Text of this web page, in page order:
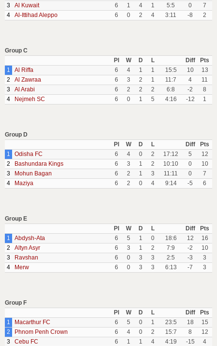
3
Al Kuwait 6 1 4 1 5:5 0
7
4
Al-Ittihad Aleppo 6 0 2 4 3:11 -8 2
Group C
Pl
W D L Diff
Pts
1
Al Riffa 6 4 1 1 15:5 10
13
2
Al Zawraa 6 3 2 1 11:7 4
11
3
Al Arabi 6 2 2 2 6:8 -2
8
4
Nejmeh SC 6 0 1 5 4:16 -12 1
Group D
Pl
W D L Diff
Pts
1
Odisha FC 6 4 0 2 17:12 5
12
2
Bashundara Kings 6 3 1 2 10:10 0
10
3
Mohun Bagan 6 2 1 3 11:11 0
7
4
Maziya 6 2 0 4 9:14 -5 6
Group E
Pl
W D L Diff
Pts
1
Abdysh-Ata 6 5 1 0 18:6 12
16
2
Altyn Asyr 6 3 1 2 7:9 -2
10
3
Ravshan 6 0 3 3 2:5 -3
3
4
Merw 6 0 3 3 6:13 -7 3
Group F
Pl
W D L Diff
Pts
1
Macarthur FC 6 5 0 1 23:5 18
15
2
Phnom Penh Crown 6 4 0 2 15:7 8
12
3
Cebu FC 6 1 1 4 4:19 -15
4